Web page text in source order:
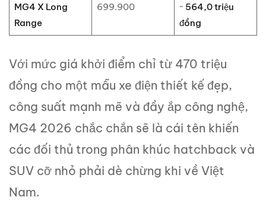
MG4 X Long
Range
699.900 ~ 564,0 triệu
đồng
Với mức giá khởi điểm chỉ từ 470 triệu
đồng cho một mẫu xe điện thiết kế đẹp,
công suất mạnh mẽ và đầy ắp công nghệ,
MG4 2026 chắc chắn sẽ là cái tên khiến
các đối thủ trong phân khúc hatchback và
SUV cỡ nhỏ phải dè chừng khi về Việt
Nam.